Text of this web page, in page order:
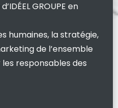
GROUPE en
humaines, la stratégie,
de l’ensemble
responsables des